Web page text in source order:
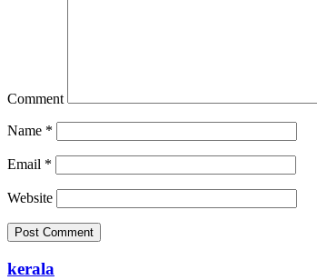
Comment
Name *
Email *
Website
kerala